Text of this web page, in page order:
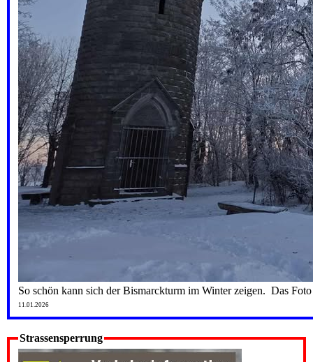
So schön kann sich der Bismarckturm im Winter zeigen. Das
11.01.2026
Strassensperrung